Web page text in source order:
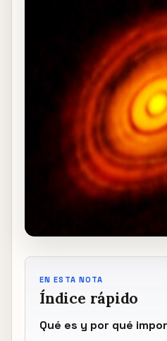
EN ESTA NOTA
Índice rápido
Qué es y por qué